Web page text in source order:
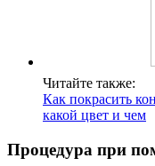
Читайте также:
Как покрасить
какой цвет и чем
Процедура при